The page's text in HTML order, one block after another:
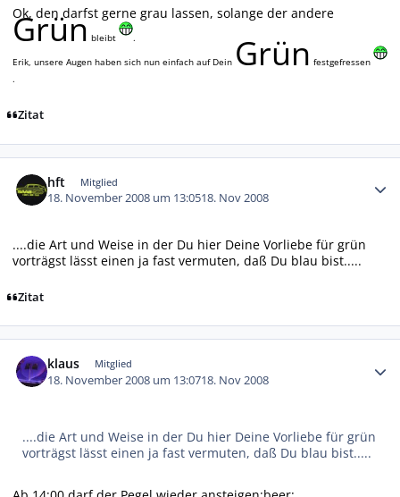
Ok, den darfst gerne grau lassen, solange der andere
Grün bleibt
.
Erik, unsere Augen haben sich nun einfach auf Dein Grün festgefressen
.
Zitat
hft Mitglied
18. November 2008 um 13:0518. Nov 2008
....die Art und Weise in der Du hier Deine Vorliebe für grün
vorträgst lässt einen ja fast vermuten, daß Du blau bist.....
Zitat
klaus Mitglied
18. November 2008 um 13:0718. Nov 2008
....die Art und Weise in der Du hier Deine Vorliebe für grün
vorträgst lässt einen ja fast vermuten, daß Du blau bist.....